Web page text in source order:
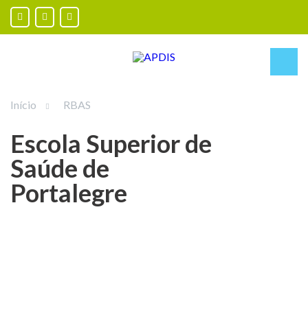
Início RBAS
Escola Superior de
Saúde de
Portalegre